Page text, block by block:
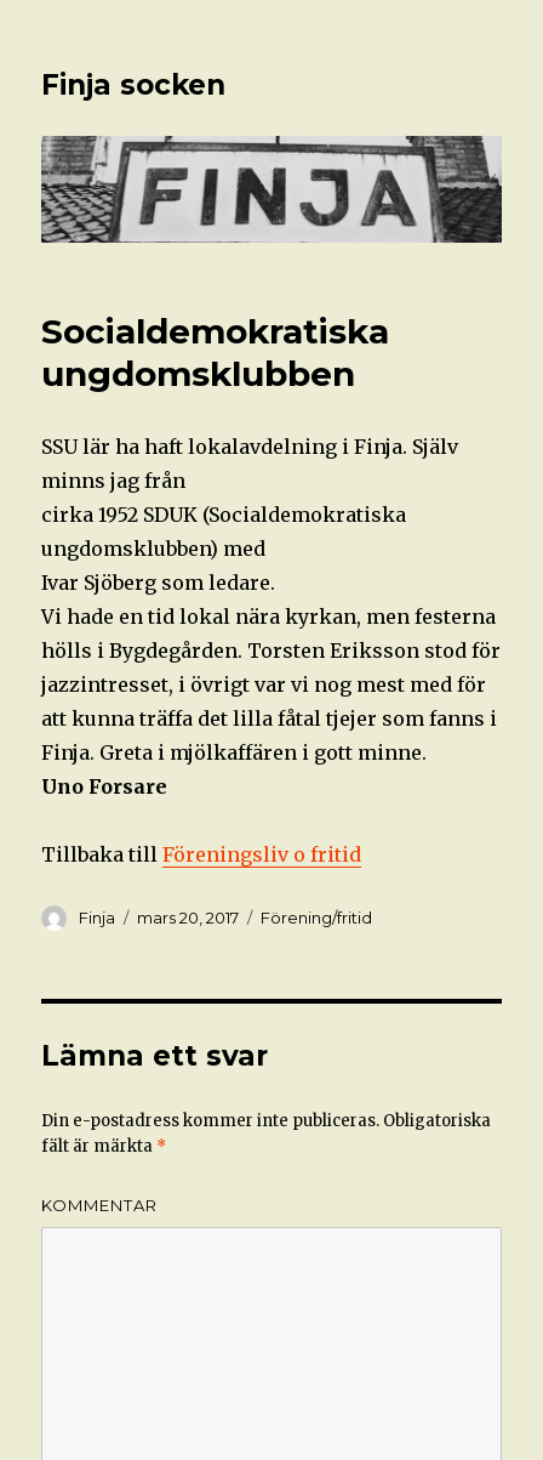
Finja socken
Socialdemokratiska
ungdomsklubben
SSU lär ha haft lokalavdelning i Finja. Själv
minns jag från
cirka 1952 SDUK (Socialdemokratiska
ungdomsklubben) med
Ivar Sjöberg som ledare.
Vi hade en tid lokal nära kyrkan, men festerna
hölls i Bygdegården. Torsten Eriksson stod för
jazzintresset, i övrigt var vi nog mest med för
att kunna träffa det lilla fåtal tjejer som fanns i
Finja. Greta i mjölkaffären i gott minne.
Uno Forsare
Tillbaka tillFöreningsliv o fritid
Författare
Finja Postat
mars 20, 2017 Kategorier
Förening/fritid
Lämna ett svar
Din e-postadress kommer inte publiceras. Obligatoriska
fält är märkta *
KOMMENTAR